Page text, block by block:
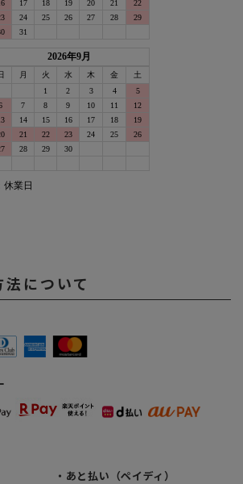
について
・あと払い（ペイディ）